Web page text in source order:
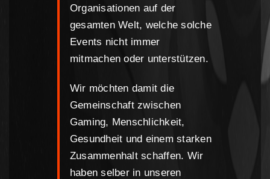
Organisationen auf der
gesamten Welt, welche solche
Events nicht immer
mitmachen oder unterstützen.
Wir möchten damit die
Gemeinschaft zwischen
Gaming, Menschlichkeit,
Gesundheit und einem starken
Zusammenhalt schaffen. Wir
haben selber in unseren